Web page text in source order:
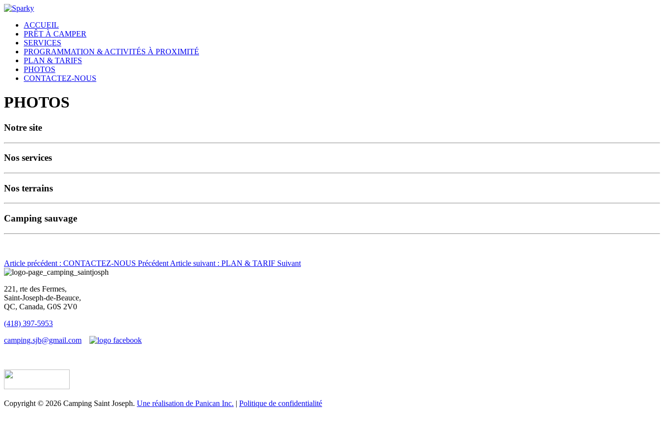
ACCUEIL
PRÊT À CAMPER
SERVICES
PROGRAMMATION & ACTIVITÉS À PROXIMITÉ
PLAN & TARIFS
PHOTOS
CONTACTEZ-NOUS
PHOTOS
Notre site
Nos services
Nos terrains
Camping sauvage
Article précédent : CONTACTEZ-NOUS Précédent Article suivant : PLAN & TARIF Suivant
221, rte des Fermes,
Saint-Joseph-de-Beauce,
QC, Canada, G0S 2V0
(418) 397-5953
camping.sjb@gmail.com
Copyright © 2026 Camping Saint Joseph. Une réalisation de Panican Inc. | Politique de confidentialité